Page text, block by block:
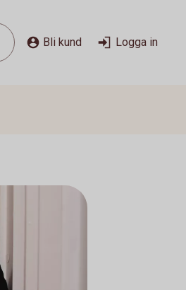
Bli kund Logga in